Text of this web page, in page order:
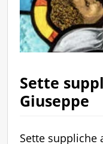
Sette
Giuseppe
Sette suppliche